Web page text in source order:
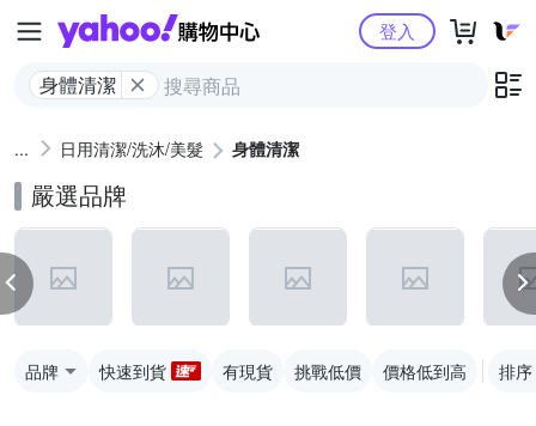
Yahoo購物中心
身體清潔
登入
日用清潔/洗沐/美髮 身體清潔
嚴選品牌
品牌 快速到貨 有現貨 挑戰低價 價格低到高 排序